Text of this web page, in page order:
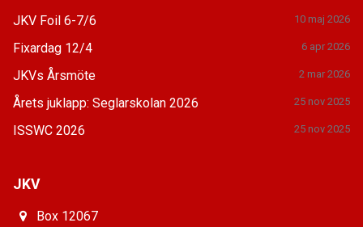
JKV Foil 6-7/6 10 maj 2026
Fixardag 12/4 6 apr 2026
JKVs Årsmöte 2 mar 2026
Årets juklapp: Seglarskolan 2026 25 nov 2025
ISSWC 2026 25 nov 2025
JKV
Box 12067